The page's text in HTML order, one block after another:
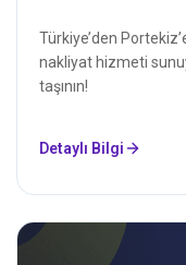
Türkiye’den
nakliyat hizmeti
taşının!
Detaylı Bilgi